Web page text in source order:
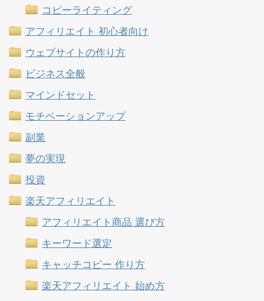
コピーライティング
アフィリエイト 初心者向け
ウェブサイトの作り方
ビジネス全般
マインドセット
モチベーションアップ
副業
夢の実現
投資
楽天アフィリエイト
アフィリエイト商品 選び方
キーワード選定
キャッチコピー 作り方
楽天アフィリエイト 始め方